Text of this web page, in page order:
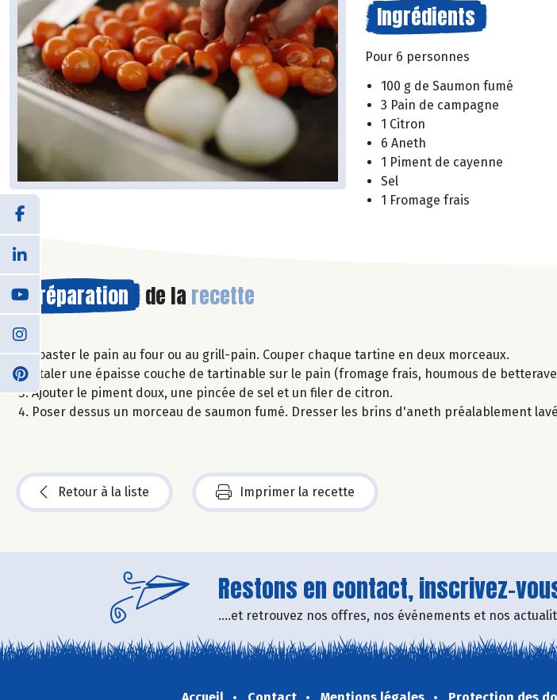
Ingrédients
Pour 6 personnes
100 g de Saumon fumé
3 Pain de campagne
1 Citron
6 Aneth
1 Piment de cayenne
Sel
1 Fromage frais
Préparation de la recette
Toaster le pain au four ou au grill-pain. Couper chaque tartine en deux morceaux.
Étaler une épaisse couche de tartinable sur le pain (fromage frais, houmous de
Ajouter le piment doux, une pincée de sel et un filer de citron.
Poser dessus un morceau de saumon fumé. Dresser les brins d'aneth préalablement
Retour à la liste Imprimer la recette
Restons en contact, inscrivez-
....et retrouvez nos offres, nos événements et nos